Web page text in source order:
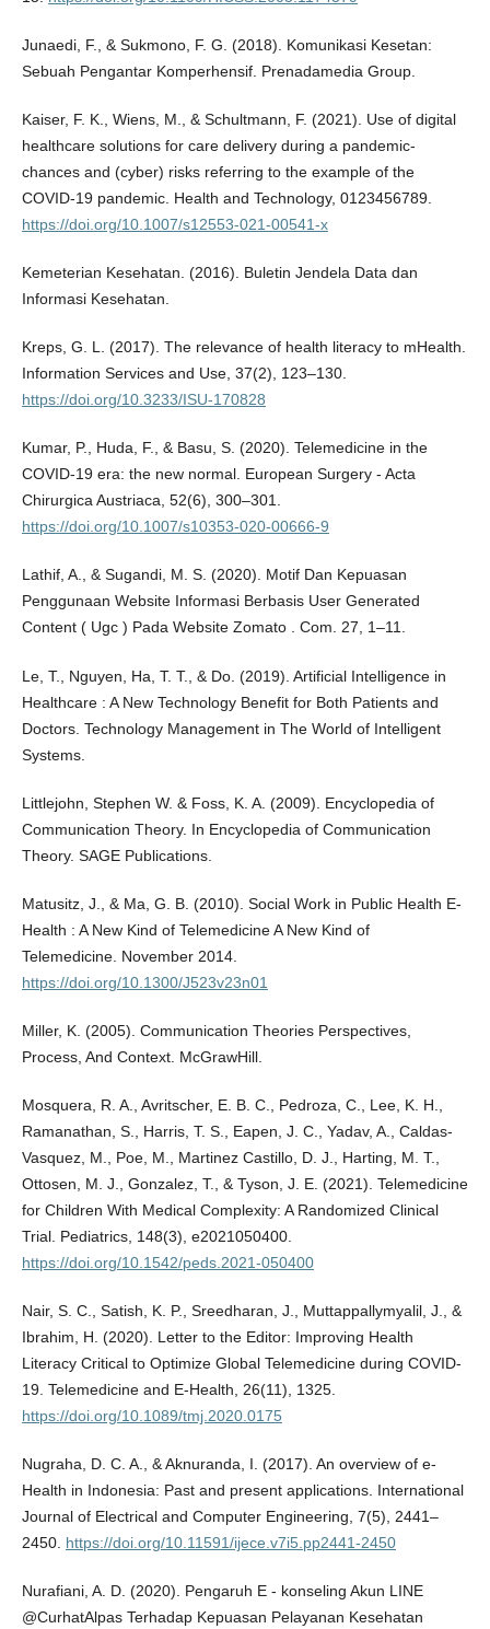
Junaedi, F., & Sukmono, F. G. (2018). Komunikasi Kesetan:
Sebuah Pengantar Komperhensif. Prenadamedia Group.
Kaiser, F. K., Wiens, M., & Schultmann, F. (2021). Use of digital
healthcare solutions for care delivery during a pandemic-
chances and (cyber) risks referring to the example of the
COVID-19 pandemic. Health and Technology, 0123456789.
https://doi.org/10.1007/s12553-021-00541-x
Kemeterian Kesehatan. (2016). Buletin Jendela Data dan
Informasi Kesehatan.
Kreps, G. L. (2017). The relevance of health literacy to mHealth.
Information Services and Use, 37(2), 123–130.
https://doi.org/10.3233/ISU-170828
Kumar, P., Huda, F., & Basu, S. (2020). Telemedicine in the
COVID-19 era: the new normal. European Surgery - Acta
Chirurgica Austriaca, 52(6), 300–301.
https://doi.org/10.1007/s10353-020-00666-9
Lathif, A., & Sugandi, M. S. (2020). Motif Dan Kepuasan
Penggunaan Website Informasi Berbasis User Generated
Content ( Ugc ) Pada Website Zomato . Com. 27, 1–11.
Le, T., Nguyen, Ha, T. T., & Do. (2019). Artificial Intelligence in
Healthcare : A New Technology Benefit for Both Patients and
Doctors. Technology Management in The World of Intelligent
Systems.
Littlejohn, Stephen W. & Foss, K. A. (2009). Encyclopedia of
Communication Theory. In Encyclopedia of Communication
Theory. SAGE Publications.
Matusitz, J., & Ma, G. B. (2010). Social Work in Public Health E-
Health : A New Kind of Telemedicine A New Kind of
Telemedicine. November 2014.
https://doi.org/10.1300/J523v23n01
Miller, K. (2005). Communication Theories Perspectives,
Process, And Context. McGrawHill.
Mosquera, R. A., Avritscher, E. B. C., Pedroza, C., Lee, K. H.,
Ramanathan, S., Harris, T. S., Eapen, J. C., Yadav, A., Caldas-
Vasquez, M., Poe, M., Martinez Castillo, D. J., Harting, M. T.,
Ottosen, M. J., Gonzalez, T., & Tyson, J. E. (2021). Telemedicine
for Children With Medical Complexity: A Randomized Clinical
Trial. Pediatrics, 148(3), e2021050400.
https://doi.org/10.1542/peds.2021-050400
Nair, S. C., Satish, K. P., Sreedharan, J., Muttappallymyalil, J., &
Ibrahim, H. (2020). Letter to the Editor: Improving Health
Literacy Critical to Optimize Global Telemedicine during COVID-
19. Telemedicine and E-Health, 26(11), 1325.
https://doi.org/10.1089/tmj.2020.0175
Nugraha, D. C. A., & Aknuranda, I. (2017). An overview of e-
Health in Indonesia: Past and present applications. International
Journal of Electrical and Computer Engineering, 7(5), 2441–
2450. https://doi.org/10.11591/ijece.v7i5.pp2441-2450
Nurafiani, A. D. (2020). Pengaruh E - konseling Akun LINE
@CurhatAlpas Terhadap Kepuasan Pelayanan Kesehatan